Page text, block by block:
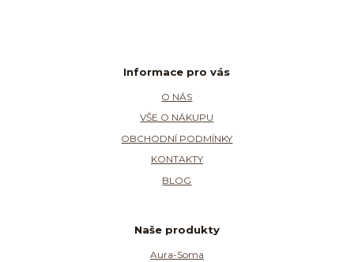
Informace pro vás
O NÁS
VŠE O NÁKUPU
OBCHODNÍ PODMÍNKY
KONTAKTY
BLOG
Naše produkty
Aura-Soma